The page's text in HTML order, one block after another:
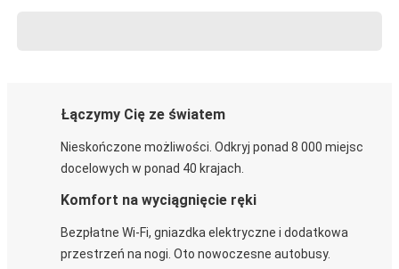
Łączymy Cię ze światem
Nieskończone możliwości. Odkryj ponad 8 000 miejsc
docelowych w ponad 40 krajach.
Komfort na wyciągnięcie ręki
Bezpłatne Wi-Fi, gniazdka elektryczne i dodatkowa
przestrzeń na nogi. Oto nowoczesne autobusy.